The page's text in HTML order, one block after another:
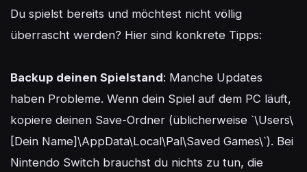
Du spielst bereits und möchtest nicht völlig
überrascht werden? Hier sind konkrete Tipps:
Backup deinen Spielstand: Manche Updates
haben Probleme. Wenn dein Spiel auf dem PC läuft,
kopiere deinen Save-Ordner (üblicherweise `\Users\
[Dein Name]\AppData\Local\Pal\Saved Games\`). Bei
Nintendo Switch brauchst du nichts zu tun, die